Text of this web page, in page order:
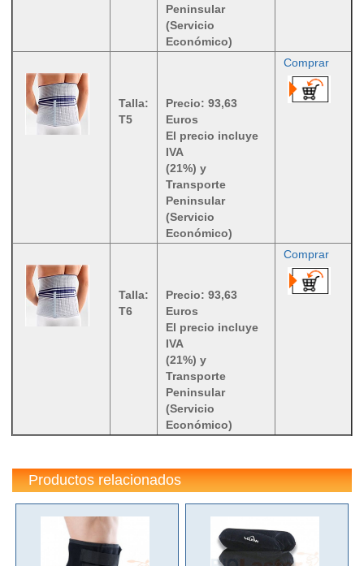
Peninsular
(Servicio
Económico)
Talla:
T5
Precio: 93,63
Euros
El precio incluye
IVA
(21%) y
Transporte
Peninsular
(Servicio
Económico)
Comprar
Talla:
T6
Precio: 93,63
Euros
El precio incluye
IVA
(21%) y
Transporte
Peninsular
(Servicio
Económico)
Comprar
Productos relacionados